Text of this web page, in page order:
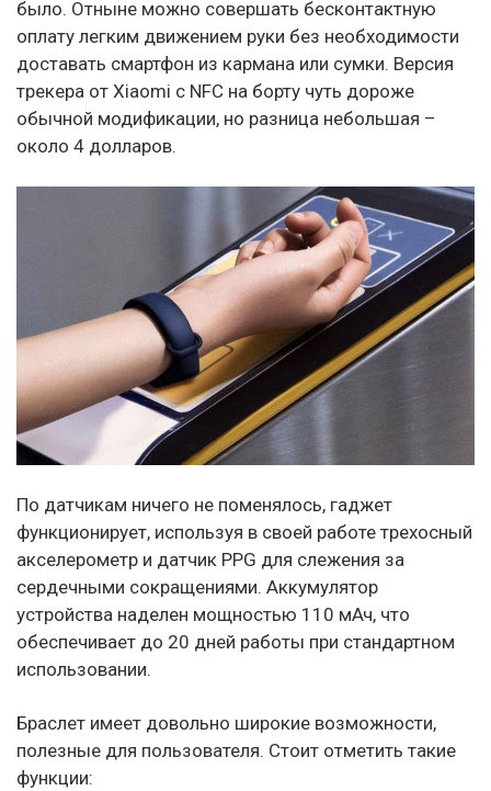
было. Отныне можно совершать бесконтактную
оплату легким движением руки без необходимости
доставать смартфон из кармана или сумки. Версия
трекера от Xiaomi с NFC на борту чуть дороже
обычной модификации, но разница небольшая –
около 4 долларов.
По датчикам ничего не поменялось, гаджет
функционирует, используя в своей работе трехосный
акселерометр и датчик PPG для слежения за
сердечными сокращениями. Аккумулятор
устройства наделен мощностью 110 мАч, что
обеспечивает до 20 дней работы при стандартном
использовании.
Браслет имеет довольно широкие возможности,
полезные для пользователя. Стоит отметить такие
функции: